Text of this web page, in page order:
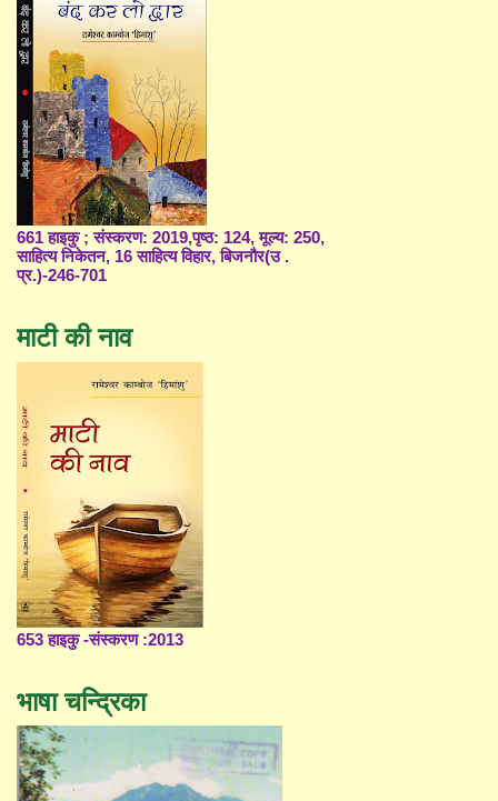
661 हाइकु ; संस्करण: 2019,पृष्ठ: 124, मूल्य: 250,
साहित्य निकेतन, 16 साहित्य विहार, बिजनौर(उ .
प्र.)-246-701
माटी की नाव
653 हाइकु -संस्करण :2013
भाषा चन्द्रिका